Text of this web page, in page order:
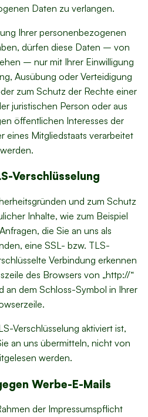
Daten zu verlangen.
Ihrer personenbezogenen
dürfen diese Daten – von
– nur mit Ihrer Einwilligung
Ausübung oder Verteidigung
zum Schutz der Rechte einer
juristischen Person oder aus
öffentlichen Interesses der
eines Mitgliedstaats verarbeitet
werden.
Verschlüsselung
und zum Schutz
Inhalte, wie zum Beispiel
die Sie an uns als
eine SSL- bzw. TLS-
Verbindung erkennen
des Browsers von „http://“
an dem Schloss-Symbol in Ihrer
Verschlüsselung aktiviert ist,
an uns übermitteln, nicht von
werden.
Werbe-E-Mails
der Impressumspflicht